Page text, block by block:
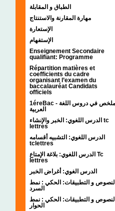
الطباق و المقابلة
مهارة المقارنة والاستنتاج
الإستعارة
الإستفهام
Enseignement Secondaire
qualifiant: Programme
Répartition matières et
coefficients du cadre
organisant l’examen du
baccalauréat Candidats
officiels
1éreBac - ملخص في دروس اللغة
العربية
الدرس اللغوي: الخبر والإنشاء tc
lettres
الدرس اللغوي: التشبيه أقسامه
tclettres
الدرس اللغوي: بلاغة الإمتاع Tc
lettres
الدرس الغوي: أغراض الخبر
النصوص و التطبيقات: الحكي : نمط
السرد
النصوص و التطبيقات: الحكي : نمط
الحوار